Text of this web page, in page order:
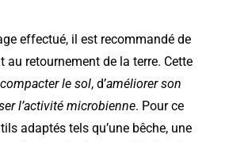
effectué, il est recommandé de
au retournement de la terre. Cette
le sol, d’améliorer son
l’activité microbienne. Pour ce
adaptés tels qu’une bêche, une